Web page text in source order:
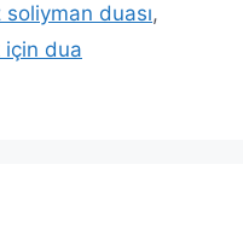
soliyman duası,
için dua